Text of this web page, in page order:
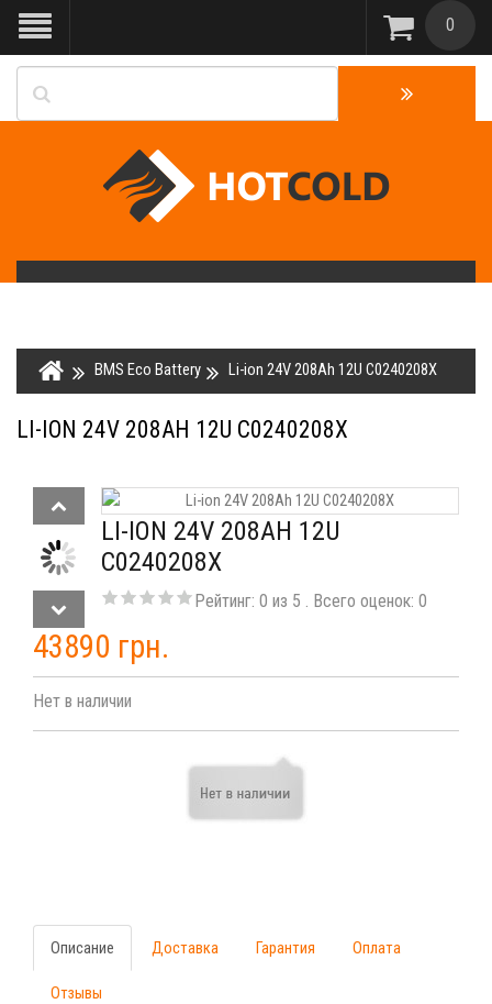
0
BMS Eco Battery Li-ion 24V 208Ah 12U C0240208X
LI-ION 24V 208AH 12U C0240208X
LI-ION 24V 208AH 12U
C0240208X
Рейтинг:0 из 5 . Всего оценок:0
43890 грн.
Нет в наличии
Описание Доставка Гарантия Оплата
Отзывы